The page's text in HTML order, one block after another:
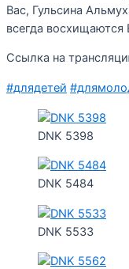
Вас, Гульсина
всегда
Ссылка на
#длядетей
DNK 5398
DNK 5484
DNK 5533